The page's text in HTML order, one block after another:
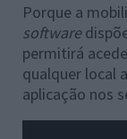
Porque a
software
permitirá
qualquer local
aplicação nos